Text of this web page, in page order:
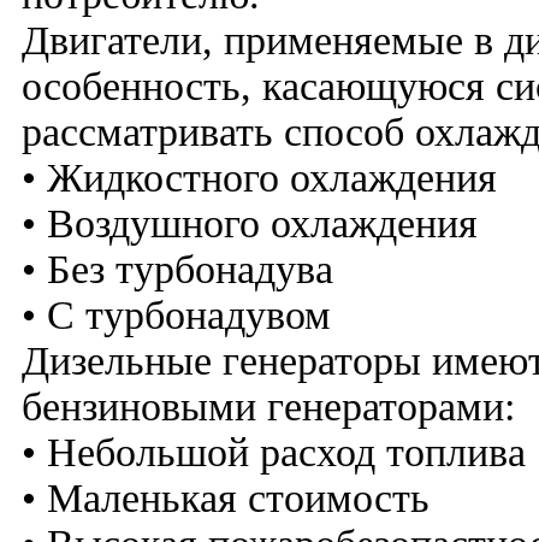
Двигатели, применяемые в
особенность, касающуюся
рассматривать способ
• Жидкостного охлаждения
• Воздушного охлаждения
• Без турбонадува
• С турбонадувом
Дизельные генераторы
бензиновыми генераторами:
• Небольшой расход топлива
• Маленькая стоимость